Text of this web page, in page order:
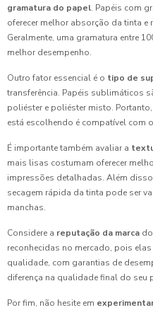
gramatura do papel. Papéis com
oferecer melhor absorção da tinta
Geralmente, uma gramatura entre
melhor desempenho.
Outro fator essencial é o tipo de
transferência. Papéis sublimáticos
poliéster e poliéster misto.
está escolhendo é compatível com
É importante também avaliar a
mais lisas costumam oferecer
impressões detalhadas. Além
secagem rápida da tinta pode ser
manchas.
Considere a reputação da marca
reconhecidas no mercado, pois
qualidade, com garantias de
diferença na qualidade final do seu
Por fim, não hesite em